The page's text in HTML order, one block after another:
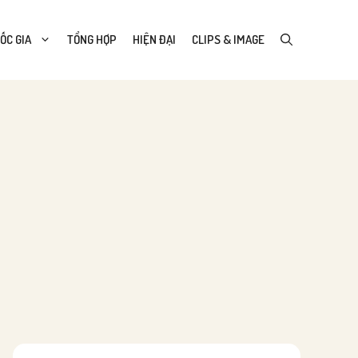
GIA TỔNG HỢP HIỆN ĐẠI CLIPS & IMAGE